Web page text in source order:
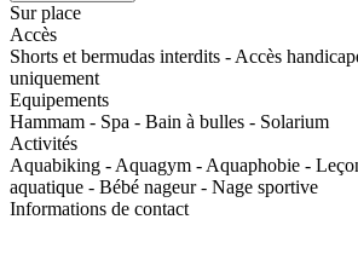
Sur place
Accès
Shorts et bermudas interdits - Accès
uniquement
Equipements
Hammam - Spa - Bain à bulles - Solarium
Activités
Aquabiking - Aquagym - Aquaphobie -
aquatique - Bébé nageur - Nage sportive
Informations de contact